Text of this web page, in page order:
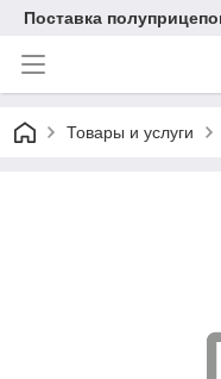
Поставка
Товары и услуги